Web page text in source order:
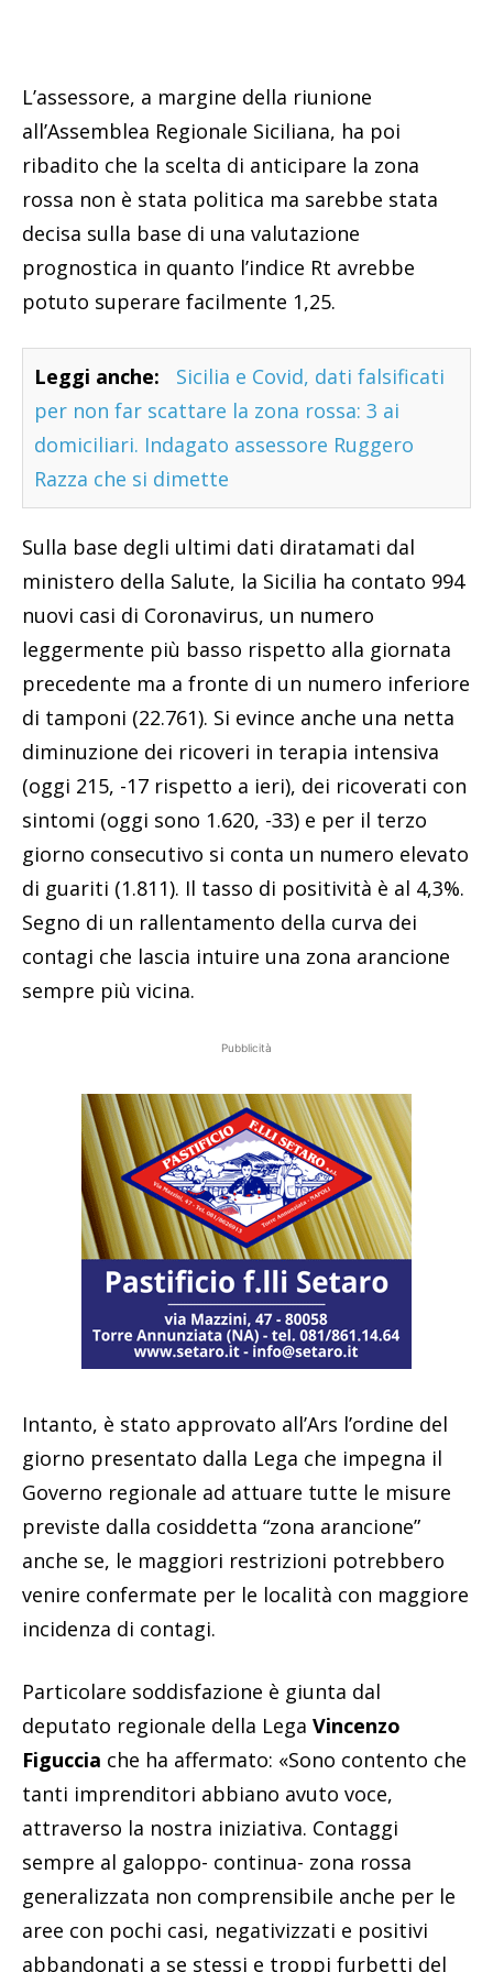
L’assessore, a margine della riunione
all’Assemblea Regionale Siciliana, ha poi
ribadito che la scelta di anticipare la zona
rossa non è stata politica ma sarebbe stata
decisa sulla base di una valutazione
prognostica in quanto l’indice Rt avrebbe
potuto superare facilmente 1,25.
Leggi anche:
Sicilia e Covid, dati falsificati
per non far scattare la zona rossa: 3 ai
domiciliari. Indagato assessore Ruggero
Razza che si dimette
Sulla base degli ultimi dati diratamati dal
ministero della Salute, la Sicilia ha contato 994
nuovi casi di Coronavirus, un numero
leggermente più basso rispetto alla giornata
precedente ma a fronte di un numero inferiore
di tamponi (22.761). Si evince anche una netta
diminuzione dei ricoveri in terapia intensiva
(oggi 215, -17 rispetto a ieri), dei ricoverati con
sintomi (oggi sono 1.620, -33) e per il terzo
giorno consecutivo si conta un numero elevato
di guariti (1.811). Il tasso di positività è al 4,3%.
Segno di un rallentamento della curva dei
contagi che lascia intuire una zona arancione
sempre più vicina.
Pubblicità
Intanto, è stato approvato all’Ars l’ordine del
giorno presentato dalla Lega che impegna il
Governo regionale ad attuare tutte le misure
previste dalla cosiddetta “zona arancione”
anche se, le maggiori restrizioni potrebbero
venire confermate per le località con maggiore
incidenza di contagi.
Particolare soddisfazione è giunta dal
deputato regionale della Lega Vincenzo
Figuccia che ha affermato: «Sono contento che
tanti imprenditori abbiano avuto voce,
attraverso la nostra iniziativa. Contaggi
sempre al galoppo- continua- zona rossa
generalizzata non comprensibile anche per le
aree con pochi casi, negativizzati e positivi
abbandonati a se stessi e troppi furbetti del